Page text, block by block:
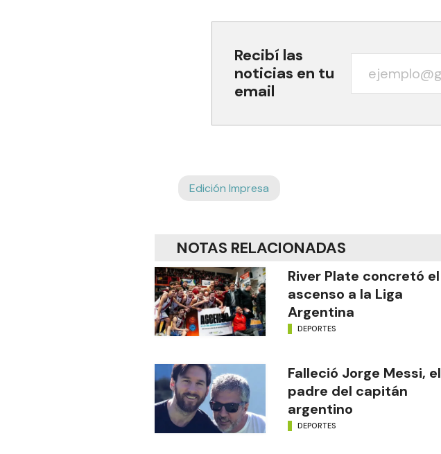
Recibí las
noticias en tu
email
Edición Impresa
NOTAS RELACIONADAS
River Plate concretó el
ascenso a la Liga
Argentina
DEPORTES
Falleció Jorge Messi, el
padre del capitán
argentino
DEPORTES